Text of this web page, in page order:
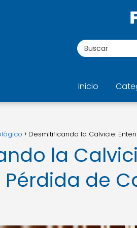
Inicio
Desmitificando la Calvicie:
la
de